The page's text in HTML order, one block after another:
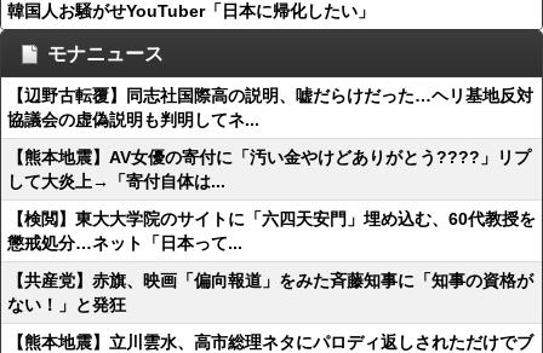
韓国人お騒がせYouTuber「日本に帰化したい」
モナニュース
【辺野古転覆】同志社国際高の説明、嘘だらけだった…ヘリ基地反対
協議会の虚偽説明も判明してネ...
【熊本地震】AV女優の寄付に「汚い金やけどありがとう????」リプ
して大炎上→「寄付自体は...
【検閲】東大大学院のサイトに「六四天安門」埋め込む、60代教授を
懲戒処分…ネット「日本って...
【共産党】赤旗、映画「偏向報道」をみた斉藤知事に「知事の資格が
ない！」と発狂
【熊本地震】立川雲水、高市総理ネタにパロディ返しされただけでブ